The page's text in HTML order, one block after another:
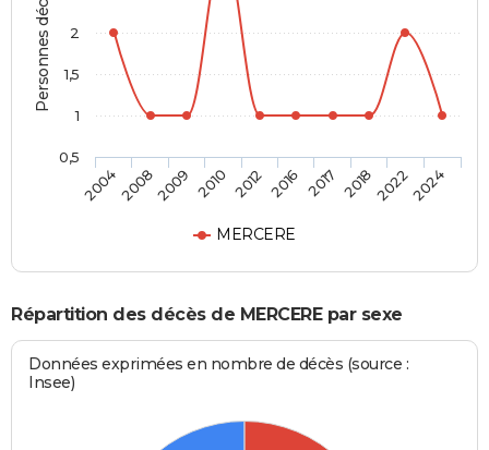
Personnes décédées
MERCERE
200420082009 2010 2012 2016 2017 201820222024
0,5
1
1,5
2
Répartition des décès de MERCERE par sexe
Données exprimées en nombre de décès (source :
Insee)